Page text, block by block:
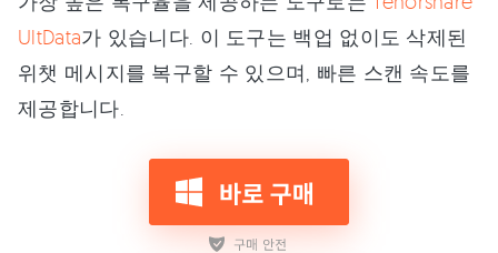
UltData가 있습니다. 이 도구는 백업 없이도 삭제된
위챗 메시지를 복구할 수 있으며, 빠른 스캔 속도를
제공합니다.